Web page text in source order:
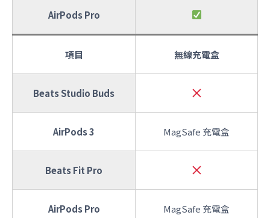
AirPods Pro
項目 無線充電盒
Beats Studio Buds
AirPods 3 MagSafe 充電盒
Beats Fit Pro
AirPods Pro MagSafe 充電盒